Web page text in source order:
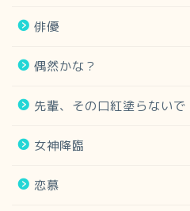
俳優
偶然かな？
先輩、その口紅塗らないで
女神降臨
恋慕